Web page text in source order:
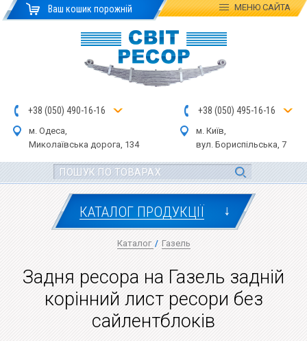
Ваш кошик порожній МЕНЮСАЙТА
+38 (050) 490-16-16
м. Одеса,
Миколаївська дорога, 134
+38 (050) 495-16-16
м. Київ,
вул. Бориспільська, 7
КАТАЛОГ ПРОДУКЦІЇ ↓
Каталог / Газель
Задня ресора на Газель задній
корінний лист ресори без
сайлентблоків